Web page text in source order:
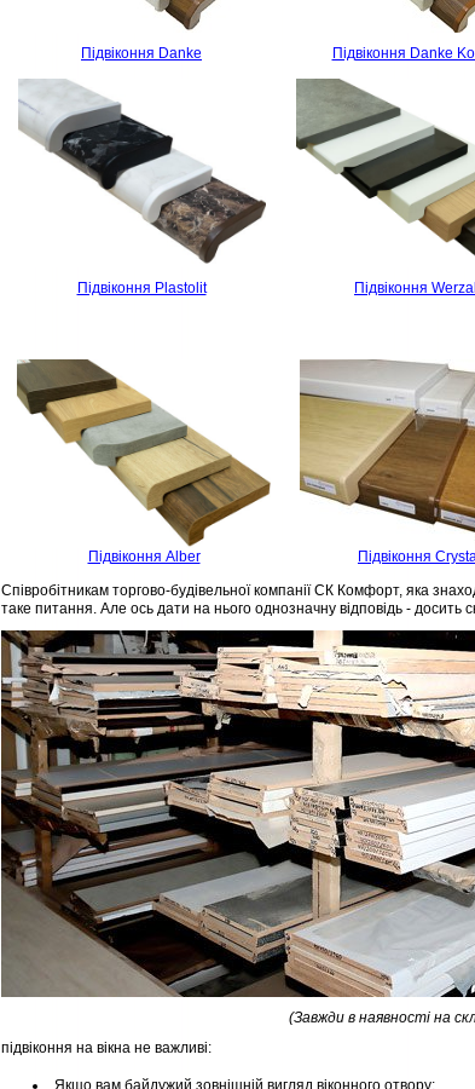
Підвіконня Danke Підвіконня Danke
Підвіконня Plastolit Підвіконня
Підвіконня Alber Підвіконня
Співробітникам торгово-будівельної компанії СК Комфорт, яка
таке питання. Але ось дати на нього однозначну відповідь - досить
(Завжди в наявності на
підвіконня на вікна не важливі:
Якщо вам байдужий зовнішній вигляд віконного отвору;